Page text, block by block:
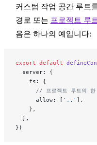
커스텀 작업 공간 루트
경로 또는 프로젝트 루
음은 하나의 예입니다:
export default
  server: {
    fs: {
// 프로젝트 루트의 한
      allow: [
'..' ],
    },
  },
})